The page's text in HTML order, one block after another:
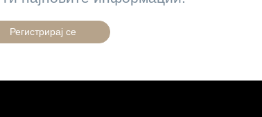
Регистрирај се